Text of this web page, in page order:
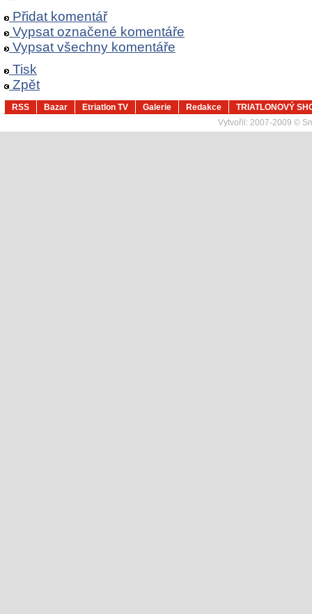
Přidat komentář
Vypsat označené komentáře
Vypsat všechny komentáře
Tisk
Zpět
RSS Bazar Etriatlon TV Galerie Redakce
TRIATLONOVÝ
Vytvořil: 2007-2009 ©